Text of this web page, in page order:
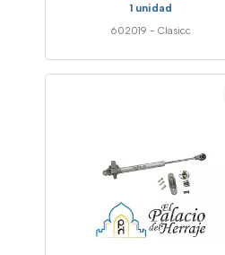
1 unidad
602019 -Clasicc